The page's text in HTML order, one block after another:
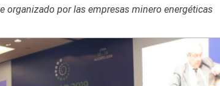
por las empresas minero energéticas